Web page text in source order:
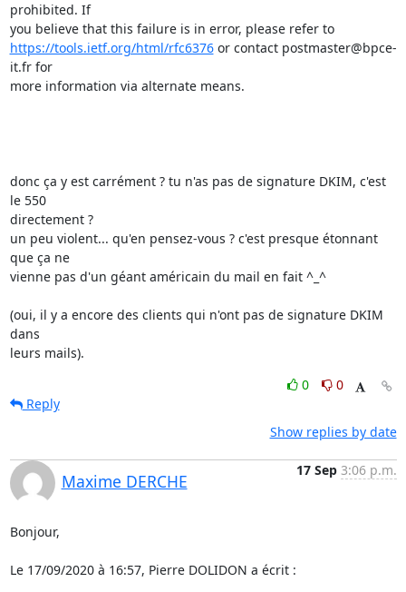
prohibited. If
you believe that this failure is in error, please refer to
https://tools.ietf.org/html/rfc6376 or contact postmaster@bpce-
it.fr for
more information via alternate means.
donc ça y est carrément ? tu n'as pas de signature DKIM, c'est
le 550
directement ?
un peu violent... qu'en pensez-vous ? c'est presque étonnant
que ça ne
vienne pas d'un géant américain du mail en fait ^_^
(oui, il y a encore des clients qui n'ont pas de signature DKIM
dans
leurs mails).
0
0
Reply
Show replies by date
Maxime DERCHE
17 Sep 3:06 p.m.
Bonjour,
Le 17/09/2020 à 16:57, Pierre DOLIDON a écrit :